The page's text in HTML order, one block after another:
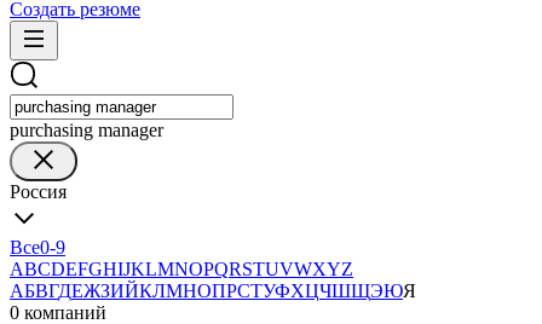
Создать резюме
purchasing manager
Россия
Все0-9
ABCDEFGHIJKLMNOPQRSTUVWXYZ
АБВГДЕЖЗИЙКЛМНОПРСТУФХЦЧШЩЭЮЯ
0 компаний